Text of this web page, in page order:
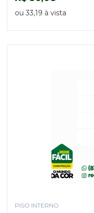
ou 33,19 à vista
PISO INTERNO